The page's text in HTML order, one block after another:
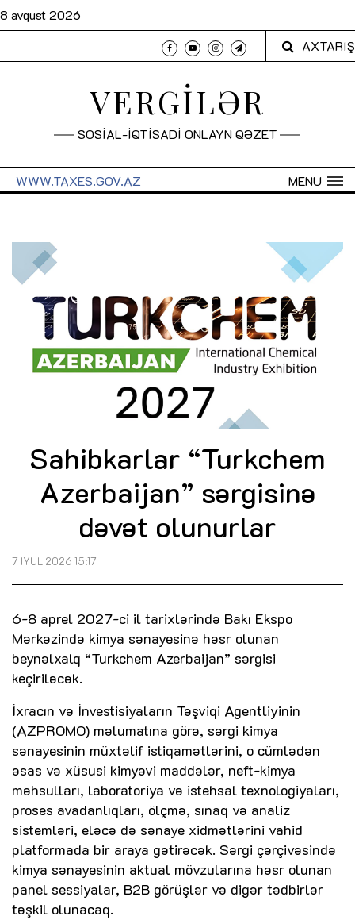
8 avqust 2026
AXTARIŞ
VERGİLƏR
SOSİAL-İQTİSADİ ONLAYN QƏZET
MENU
WWW.TAXES.GOV.AZ
Sahibkarlar “Turkchem
Azerbaijan” sərgisinə
dəvət olunurlar
7 İYUL 2026 15:17
6-8 aprel 2027-ci il tarixlərində Bakı Ekspo
Mərkəzində kimya sənayesinə həsr olunan
beynəlxalq “Turkchem Azerbaijan” sərgisi
keçiriləcək.
İxracın və İnvestisiyaların Təşviqi Agentliyinin
(AZPROMO) məlumatına görə, sərgi kimya
sənayesinin müxtəlif istiqamətlərini, o cümlədən
əsas və xüsusi kimyəvi maddələr, neft-kimya
məhsulları, laboratoriya və istehsal texnologiyaları,
proses avadanlıqları, ölçmə, sınaq və analiz
sistemləri, eləcə də sənaye xidmətlərini vahid
platformada bir araya gətirəcək. Sərgi çərçivəsində
kimya sənayesinin aktual mövzularına həsr olunan
panel sessiyalar, B2B görüşlər və digər tədbirlər
təşkil olunacaq.